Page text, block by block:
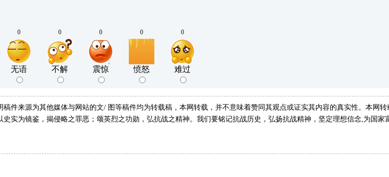
0
无语
0
不解
0
震惊
0
愤怒
0
难过
件来源为其他媒体与网站的文/ 图等稿件均为转载稿，本网转载，并不意味着赞同其观点或证实其内容的真实性。本网转
实为镜鉴，揭侵略之罪恶；颂英烈之功勋，弘抗战之精神。我们要铭记抗战历史，弘扬抗战精神，坚定理想信念,为国家